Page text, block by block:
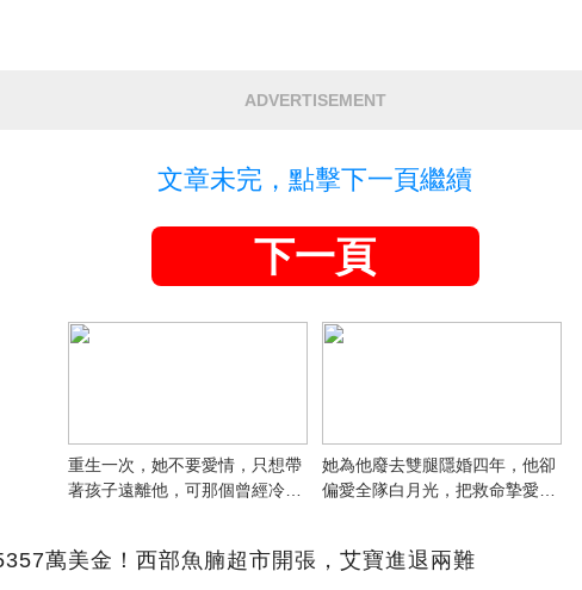
ADVERTISEMENT
文章未完，點擊下一頁繼續
下一頁
重生一次，她不要愛情，只想帶
著孩子遠離他，可那個曾經冷漠
她為他廢去雙腿隱婚四年，他卻
偏愛全隊白月光，把救命摯愛當
萬美金！西部魚腩超市開張，艾寶進退兩難